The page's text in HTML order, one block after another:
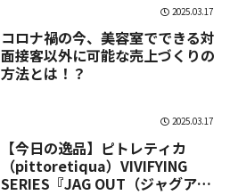
2025.03.17
コロナ禍の今、美容室でできる対
面接客以外に可能な売上づくりの
方法とは！？
2025.03.17
【今日の逸品】ピトレティカ
（pittoretiqua）VIVIFYING
SERIES『JAG OUT（ジャグアウ